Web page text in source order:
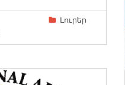
Լուրեր